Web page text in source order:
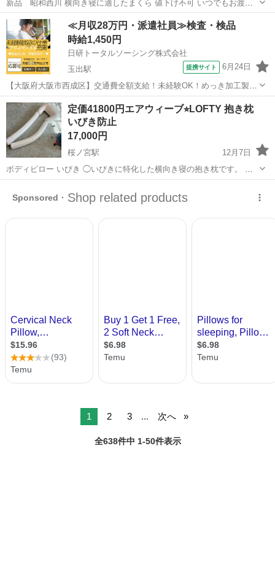
新品 昭和西川 横向き寝に適したまくら 値下げ不可 いつでもお渡し
可能です
大阪 大阪市 大阪駅 寝具 新品
≪月収28万円・派遣社員≫検査・検品
時給1,450円
日研トータルソーシング株式会社
玉出駅
提携サイト 6月24日
【大阪府大阪市西成区】交通費全額支給！未経験OK！めっき加工製品
の出荷前処理・検査《お仕事No.8A785-JS》 お仕事について 各種めっ
き加工製品の出荷前処理、検査業務です。 ※業務の変更、就業場所の
変更の範囲、契約...
大阪 大阪市 玉出駅 その他
定価41800円エアウィーブ⭐︎LOFTY 抱き枕
いびき防止
17,000円
桜ノ宮駅
12月7日
ボディピロー いびき ◯いびきに特化した横向き寝の抱き枕です。 ◯
横向き寝になるといびきが軽減する方におすすめです。 ◯肌が多く触
れる部分にエアウィーヴのエアファイバーを使用しています。 価格：
1 2 3 ... 次へ
全638件中 1-50件表示